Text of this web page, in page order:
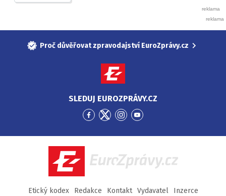
Proč důvěřovat zpravodajství EuroZprávy.cz
SLEDUJ EUROZPRÁVY.CZ
Přejít
Facebook
Přejít
Twitter
Přejít
Instagram
Přejít
YouTube
EuroZprávy.cz
Etický kodex Redakce Kontakt Vydavatel
Inzerce